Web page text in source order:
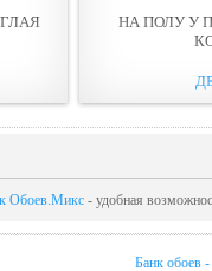
НА ПОЛУ У
Обоев.Микс - удобная
Банк обоев -